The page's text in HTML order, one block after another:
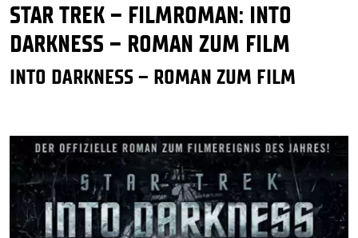
STAR TREK – FILMROMAN: INTO
DARKNESS – ROMAN ZUM FILM
INTO DARKNESS – ROMAN ZUM FILM